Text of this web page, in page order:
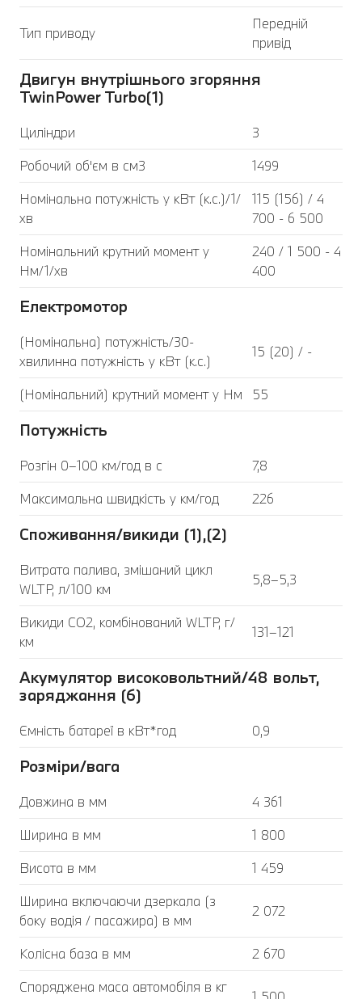
Тип приводу
Передній
привід
Двигун внутрішнього згоряння
TwinPower Turbo(1)
Циліндри
3
Робочий об'єм в см3
1499
Номінальна потужність у кВт (к.с.)/1/
хв
115 (156) / 4
700 - 6 500
Номінальний крутний момент у
Нм/1/хв
240 / 1 500 - 4
400
Електромотор
(Номінальна) потужність/30-
хвилинна потужність у кВт (к.с.)
15 (20) / -
(Номінальний) крутний момент у Нм 55
Потужність
Розгін 0–100 км/год в с
7,8
Максимальна швидкість у км/год
226
Споживання/викиди (1),(2)
Витрата палива, змішаний цикл
WLTP, л/100 км
5,8–5,3
Викиди CO2, комбінований WLTP, г/
км
131–121
Акумулятор високовольтний/48 вольт,
заряджання (6)
Ємність батареї в кВт*год 0,9
Розміри/вага
Довжина в мм
4 361
Ширина в мм
1 800
Висота в мм
1 459
Ширина включаючи дзеркала (з
боку водія / пасажира) в мм
2 072
Колісна база в мм
2 670
Споряджена маса автомобіля в кг